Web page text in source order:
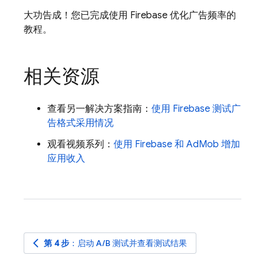
大功告成！您已完成使用 Firebase 优化广告频率的
教程。
相关资源
查看另一解决方案指南： 使用 Firebase 测试广
告格式采用情况
观看视频系列： 使用 Firebase 和 AdMob 增加
应用收入
arrow_back_ios 第 4 步 ：启动 A/B 测试并查看测试结果